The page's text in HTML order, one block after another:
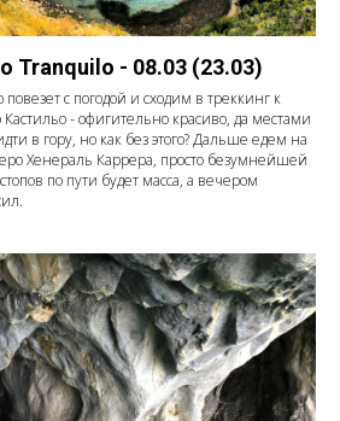
Tranquilo - 08.03 (23.03)
повезет с погодой и сходим в треккинг к
- офигительно красиво, да местами
в гору, но как без этого? Дальше едем на
Хенераль Каррера, просто безумнейшей
по пути будет масса, а вечером